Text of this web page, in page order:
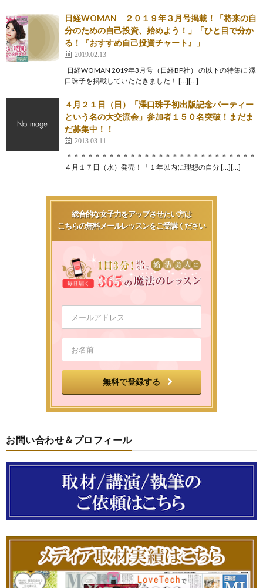
日経WOMAN ２０１９年３月号掲載！「将来の自
分のための自己投資、始めよう！」「ひと目で分か
る！『おすすめ自己投資チャート』」
2019.02.13
日経WOMAN 2019年3月号（日経BP社） の以下の特集に 澤
口珠子を掲載していただきました！ […][…]
４月２１日（日）「澤口珠子初出版記念パーティー
という名の大交流会」参加者１５０名突破！まだま
だ募集中！！
2013.03.11
＊＊＊＊＊＊＊＊＊＊＊＊＊＊＊＊＊＊＊＊＊＊＊＊＊＊＊
４月１７日（水）発売！「１年以内に理想の自分 […][…]
総合的な女子力をアップさせたい方は
こちらの無料メールレッスンをご受講ください
お問い合わせ＆プロフィール